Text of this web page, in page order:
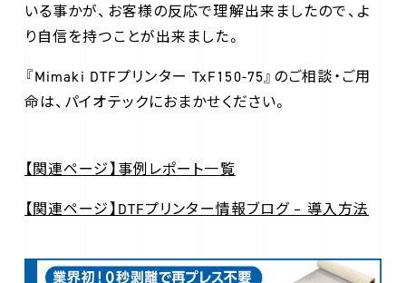
いる事かが、お客様の反応で理解出来ましたので、よ
り自信を持つことが出来ました。
『Mimaki DTFプリンター TxF150-75』のご相談・ご用
命は、パイオテックにおまかせください。
【関連ページ】事例レポート一覧
【関連ページ】DTFプリンター情報ブログ – 導入方法